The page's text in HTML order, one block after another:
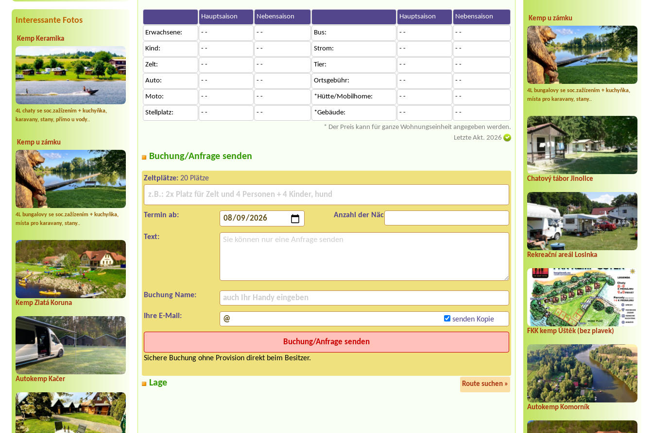
Interessante Fotos
Kemp Keramika
4L chaty se soc.zažízením + kuchyňka,
karavany, stany, přímo u vody..
Kemp u zámku
4L bungalovy se soc.zažízením + kuchyňka,
místa pro karavany, stany..
Kemp Zlatá Koruna
Autokemp Kačer
Kemp u zámku
4L bungalovy se soc.zažízením + kuchyňka,
místa pro karavany, stany..
Chatový tábor Jinolice
Rekreační areál Losinka
FKK kemp Úštěk (bez plavek)
Autokemp Komorník
Hauptsaison Nebensaison Hauptsaison Nebensaison
Erwachsene: - - - - Bus: - - - -
Kind: - - - - Strom: - - - -
Zelt: - - - - Tier: - - - -
Auto: - - - - Ortsgebühr: - - - -
Moto: - - - - *Hütte/Mobilhome: - - - -
Stellplatz: - - - - *Gebäude: - -
- -
* Der Preis kann für ganze Wohnungseinheit angegeben werden.
Letzte Akt. 2026
Buchung/Anfrage senden
Zeltplätze: 20 Plätze
Termin ab: Anzahl der Nächte:
Text:
Buchung Name:
Ihre E-Mail: senden Kopie
Sichere Buchung ohne Provision direkt beim Besitzer.
Lage Route suchen »